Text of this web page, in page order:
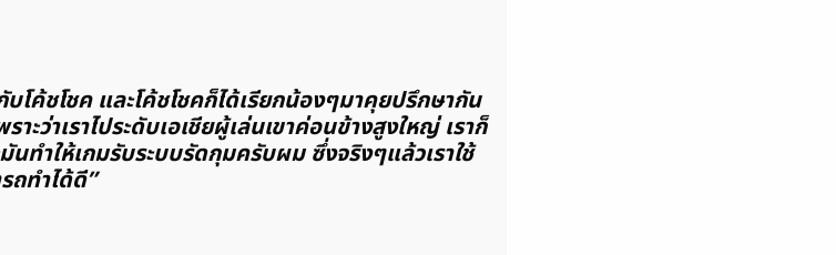
โค้ชโชค และโค้ชโชคก็ได้เรียกน้องๆมาคุยปรึกษากัน
าะว่าเราไประดับเอเชียผู้เล่นเขาค่อนข้างสูงใหญ่ เราก็
นทำให้เกมรับระบบรัดกุมครับผม ซึ่งจริงๆแล้วเราใช้
ถทำได้ดี”